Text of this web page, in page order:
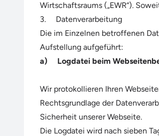
Wirtschaftsraums („EWR“).
3. Datenverarbeitung
Die im Einzelnen betroffenen
Aufstellung aufgeführt:
a) Logdatei beim
Wir protokollieren Ihren
Rechtsgrundlage der
Sicherheit unserer Webseite.
Die Logdatei wird nach sieben